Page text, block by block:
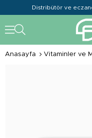
Distribütör ve
Anasayfa Vitaminler ve